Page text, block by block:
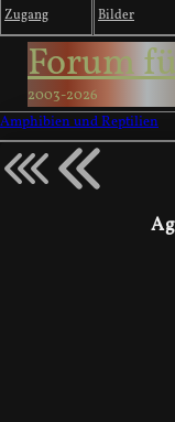
Zugang Bilder
Forum
2003-2026
Amphibien und Reptilien